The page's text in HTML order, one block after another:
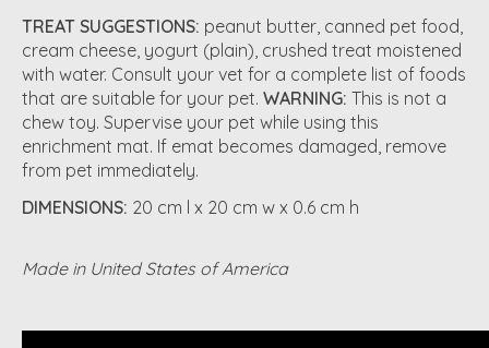
TREAT SUGGESTIONS: peanut butter, canned pet food,
cream cheese, yogurt (plain), crushed treat moistened
with water. Consult your vet for a complete list of foods
that are suitable for your pet. WARNING: This is not a
chew toy. Supervise your pet while using this
enrichment mat. If emat becomes damaged, remove
from pet immediately.
DIMENSIONS: 20 cm l x 20 cm w x 0.6 cm h
Made in United States of America